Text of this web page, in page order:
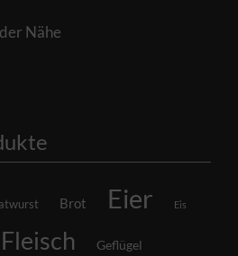
Nähe
Brot Eier Eis
Fleisch Geflügel